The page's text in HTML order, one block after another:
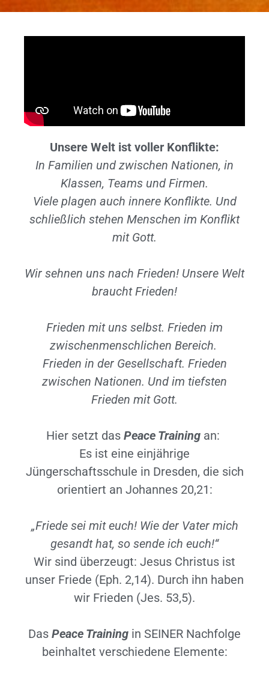
Unsere Welt ist voller Konflikte:
In Familien und zwischen Nationen, in
Klassen, Teams und Firmen.
Viele plagen auch innere Konflikte. Und
schließlich stehen Menschen im Konflikt
mit Gott.
Wir sehnen uns nach Frieden! Unsere Welt
braucht Frieden!
Frieden mit uns selbst. Frieden im
zwischenmenschlichen Bereich.
Frieden in der Gesellschaft. Frieden
zwischen Nationen. Und im tiefsten
Frieden mit Gott.
Hier setzt das Peace Training an:
Es ist eine einjährige
Jüngerschaftsschule in Dresden, die sich
orientiert an Johannes 20,21:
„Friede sei mit euch! Wie der Vater mich
gesandt hat, so sende ich euch!“
Wir sind überzeugt: Jesus Christus ist
unser Friede (Eph. 2,14). Durch ihn haben
wir Frieden (Jes. 53,5).
Das Peace Training in SEINER Nachfolge
beinhaltet verschiedene Elemente: